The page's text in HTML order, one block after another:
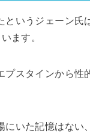
いうジェーン氏
ます。
スタインから性
いた記憶はない